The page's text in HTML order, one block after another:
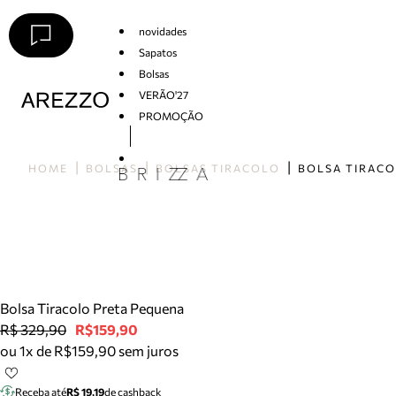
novidades
Sapatos
Bolsas
VERÃO'27
PROMOÇÃO
HOME BOLSAS BOLSAS TIRACOLO
Bolsa Tiracolo Preta Pequena
R$ 329,90 R$159,90
ou 1x de R$159,90 sem juros
Receba atéR$ 19,19de cashback